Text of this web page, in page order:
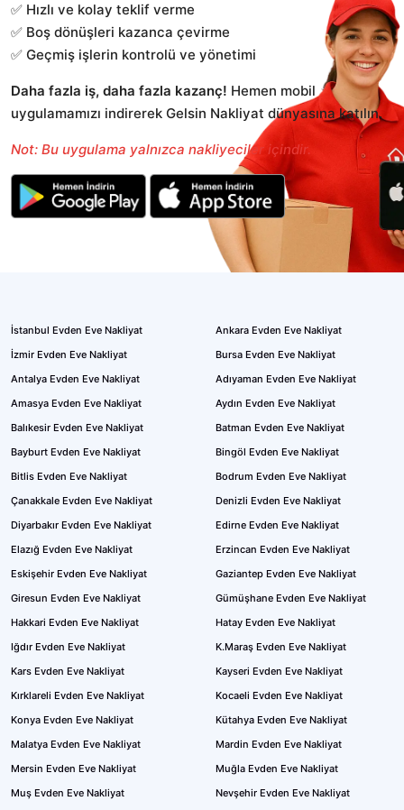
✅ Hızlı ve kolay teklif verme
✅ Boş dönüşleri kazanca çevirme
✅ Geçmiş işlerin kontrolü ve yönetimi
Daha fazla iş, daha fazla kazanç! Hemen mobil
uygulamamızı indirerek Gelsin Nakliyat dünyasına katılın.
Not: Bu uygulama yalnızca nakliyeciler içindir.
İstanbul Evden Eve Nakliyat
Ankara Evden Eve Nakliyat
İzmir Evden Eve Nakliyat
Bursa Evden Eve Nakliyat
Antalya Evden Eve Nakliyat
Adıyaman Evden Eve Nakliyat
Amasya Evden Eve Nakliyat
Aydın Evden Eve Nakliyat
Balıkesir Evden Eve Nakliyat
Batman Evden Eve Nakliyat
Bayburt Evden Eve Nakliyat
Bingöl Evden Eve Nakliyat
Bitlis Evden Eve Nakliyat
Bodrum Evden Eve Nakliyat
Çanakkale Evden Eve Nakliyat
Denizli Evden Eve Nakliyat
Diyarbakır Evden Eve Nakliyat
Edirne Evden Eve Nakliyat
Elazığ Evden Eve Nakliyat
Erzincan Evden Eve Nakliyat
Eskişehir Evden Eve Nakliyat
Gaziantep Evden Eve Nakliyat
Giresun Evden Eve Nakliyat
Gümüşhane Evden Eve Nakliyat
Hakkari Evden Eve Nakliyat
Hatay Evden Eve Nakliyat
Iğdır Evden Eve Nakliyat
K.Maraş Evden Eve Nakliyat
Kars Evden Eve Nakliyat
Kayseri Evden Eve Nakliyat
Kırklareli Evden Eve Nakliyat
Kocaeli Evden Eve Nakliyat
Konya Evden Eve Nakliyat
Kütahya Evden Eve Nakliyat
Malatya Evden Eve Nakliyat
Mardin Evden Eve Nakliyat
Mersin Evden Eve Nakliyat
Muğla Evden Eve Nakliyat
Muş Evden Eve Nakliyat
Nevşehir Evden Eve Nakliyat